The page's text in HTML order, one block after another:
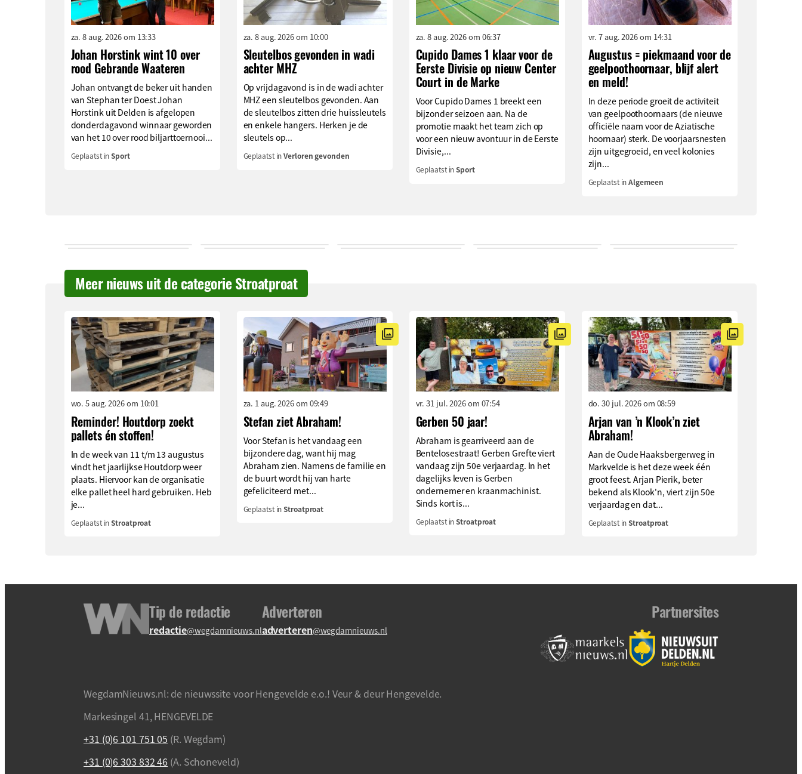
za. 8 aug. 2026 om 13:33
Johan Horstink wint 10 over
rood Gebrande Waateren
Johan ontvangt de beker uit handen
van Stephan ter Doest Johan
Horstink uit Delden is afgelopen
donderdagavond winnaar geworden
van het 10 over rood biljarttoernooi...
Geplaatst inSport
za. 8 aug. 2026 om 10:00
Sleutelbos gevonden in wadi
achter MHZ
Op vrijdagavond is in de wadi achter
MHZ een sleutelbos gevonden. Aan
de sleutelbos zitten drie huissleutels
en enkele hangers. Herken je de
sleutels op...
Geplaatst inVerloren gevonden
za. 8 aug. 2026 om 06:37
Cupido Dames 1 klaar voor de
Eerste Divisie op nieuw Center
Court in de Marke
Voor Cupido Dames 1 breekt een
bijzonder seizoen aan. Na de
promotie maakt het team zich op
voor een nieuw avontuur in de Eerste
Divisie,...
Geplaatst inSport
vr. 7 aug. 2026 om 14:31
Augustus = piekmaand voor de
geelpoothoornaar, blijf alert
en meld!
In deze periode groeit de activiteit
van geelpoothoornaars (de nieuwe
officiële naam voor de Aziatische
hoornaar) sterk. De voorjaarsnesten
zijn uitgegroeid, en veel kolonies
zijn...
Geplaatst inAlgemeen
Meer nieuws uit de categorie Stroatproat
wo. 5 aug. 2026 om 10:01
Reminder! Houtdorp zoekt
pallets én stoffen!
In de week van 11 t/m 13 augustus
vindt het jaarlijkse Houtdorp weer
plaats. Hiervoor kan de organisatie
elke pallet heel hard gebruiken. Heb
je...
Geplaatst inStroatproat
za. 1 aug. 2026 om 09:49
Stefan ziet Abraham!
Voor Stefan is het vandaag een
bijzondere dag, want hij mag
Abraham zien. Namens de familie en
de buurt wordt hij van harte
gefeliciteerd met...
Geplaatst inStroatproat
vr. 31 jul. 2026 om 07:54
Gerben 50 jaar!
Abraham is gearriveerd aan de
Bentelosestraat! Gerben Grefte viert
vandaag zijn 50e verjaardag. In het
dagelijks leven is Gerben
ondernemer en kraanmachinist.
Sinds kort is...
Geplaatst inStroatproat
do. 30 jul. 2026 om 08:59
Arjan van ’n Klook’n ziet
Abraham!
Aan de Oude Haaksbergerweg in
Markvelde is het deze week één
groot feest. Arjan Pierik, beter
bekend als Klook'n, viert zijn 50e
verjaardag en dat...
Geplaatst inStroatproat
Tip de redactie
redactie@wegdamnieuws.nl
Adverteren
adverteren@wegdamnieuws.nl
Partnersites
WegdamNieuws.nl: de nieuwssite voor Hengevelde e.o.! Veur & deur Hengevelde.
Markesingel 41, HENGEVELDE
+31 (0)6 101 751 05 (R. Wegdam)
+31 (0)6 303 832 46 (A. Schoneveld)